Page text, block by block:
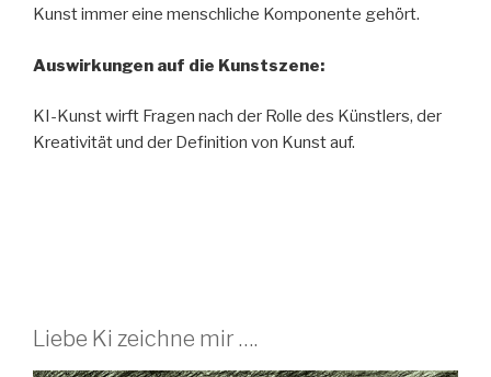
Kunst immer eine menschliche Komponente gehört.
Auswirkungen auf die Kunstszene:
KI-Kunst wirft Fragen nach der Rolle des Künstlers, der
Kreativität und der Definition von Kunst auf.
Liebe Ki zeichne mir ….